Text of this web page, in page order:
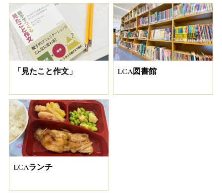
「見たこと作文」 LCA図書館
LCAランチ